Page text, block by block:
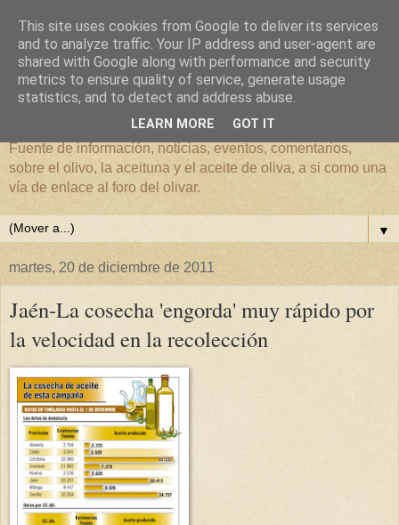
El mundo del Olivar
Fuente de información, noticias, eventos, comentarios,
sobre el olivo, la aceituna y el aceite de oliva, a si como una
vía de enlace al foro del olivar.
▼
martes, 20 de diciembre de 2011
Jaén-La cosecha 'engorda' muy rápido por
la velocidad en la recolección
This site uses cookies from Google to deliver its services
and to analyze traffic. Your IP address and user-agent are
shared with Google along with performance and security
metrics to ensure quality of service, generate usage
statistics, and to detect and address abuse.
LEARN MORE GOT IT